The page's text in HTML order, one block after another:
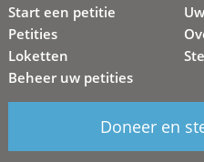
Start een petitie
Petities
Loketten
Beheer uw petities
Doneer en